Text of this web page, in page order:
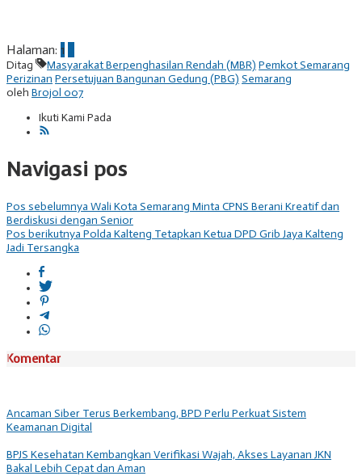
Halaman: 1
Ditag Masyarakat Berpenghasilan Rendah (MBR) Pemkot Semarang
Perizinan Persetujuan Bangunan Gedung (PBG) Semarang
oleh Brojol 007
Ikuti Kami Pada
Navigasi pos
Pos sebelumnya Wali Kota Semarang Minta CPNS Berani Kreatif dan
Berdiskusi dengan Senior
Pos berikutnya Polda Kalteng Tetapkan Ketua DPD Grib Jaya Kalteng
Jadi Tersangka
Komentar
Ancaman Siber Terus Berkembang, BPD Perlu Perkuat Sistem
Keamanan Digital
BPJS Kesehatan Kembangkan Verifikasi Wajah, Akses Layanan JKN
Bakal Lebih Cepat dan Aman